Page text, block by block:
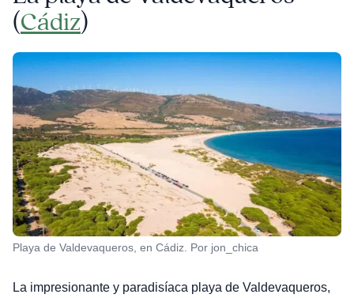
(Cádiz)
Playa de Valdevaqueros, en Cádiz. Por jon_chica
La impresionante y paradisíaca playa de Valdevaqueros,